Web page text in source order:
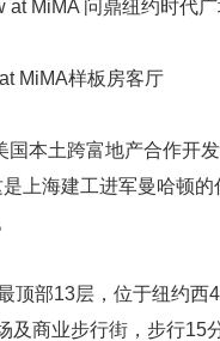
MiMA样板房客厅
本土跨富地产合作开发
上海建工进军曼哈顿的
部13层，位于纽约西
及商业步行街，步行15